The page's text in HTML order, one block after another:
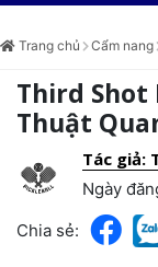
Trang chủ Cẩm nang
Third Shot
Thuật
Tác giả:
Ngày
Chia sẻ: